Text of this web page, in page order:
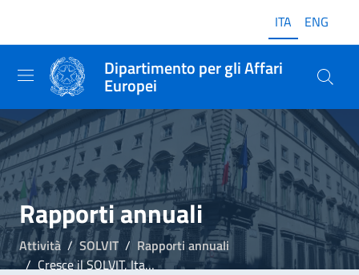
ITA ENG
Dipartimento per gli Affari
Europei
Rapporti annuali
Attività SOLVIT
Rapporti annuali
Cresce il SOLVIT, Italia quarto Paese UE per numero dei casi